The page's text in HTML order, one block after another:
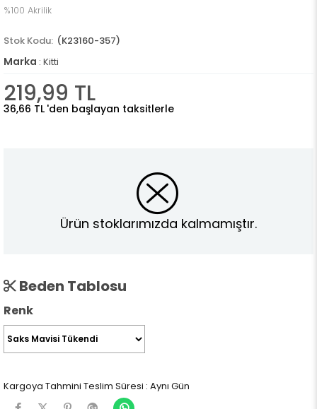
%100 Akrilik
(K23160-357)
Marka : Kitti
219,99 TL
36,66 TL 'den başlayan taksitlerle
Ürün stoklarımızda kalmamıştır.
Beden Tablosu
Renk
Kargoya Tahmini Teslim Süresi : Aynı Gün